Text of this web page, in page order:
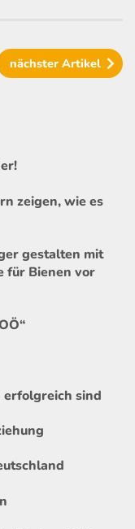
nächster Artikel
zeigen, wie es
gestalten mit
für Bienen vor
erfolgreich sind